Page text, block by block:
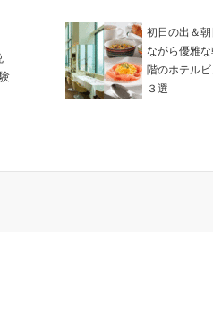
初日の出＆
ながら優雅な
階のホテル
３選